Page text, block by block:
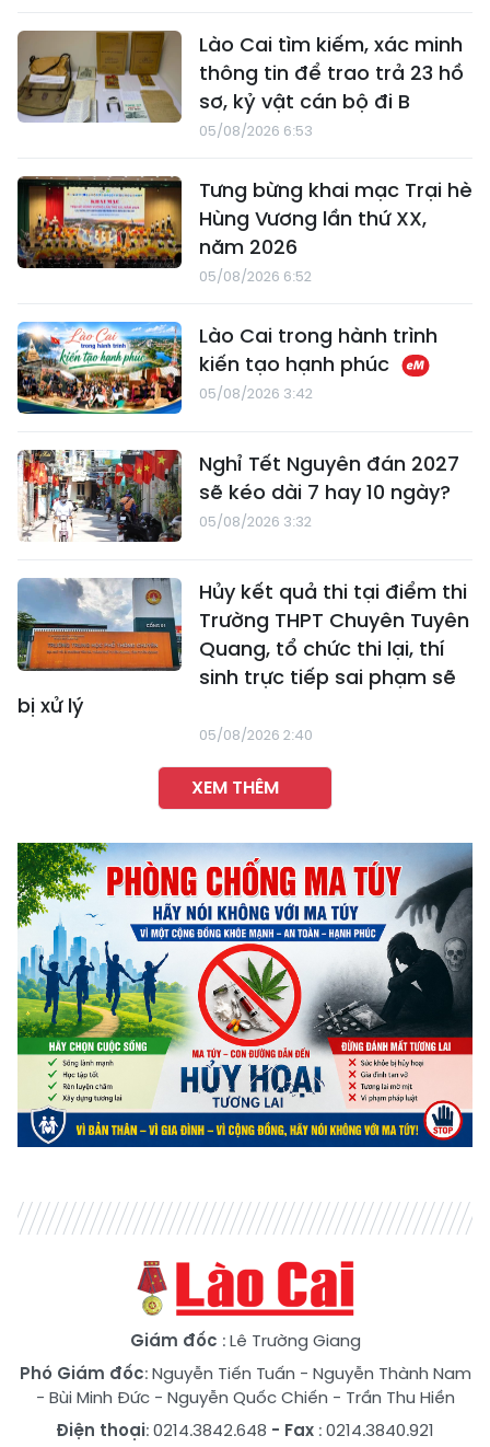
Lào Cai tìm kiếm, xác minh
thông tin để trao trả 23 hồ
sơ, kỷ vật cán bộ đi B
05/08/2026 6:53
Tưng bừng khai mạc Trại hè
Hùng Vương lần thứ XX,
năm 2026
05/08/2026 6:52
Lào Cai trong hành trình
kiến tạo hạnh phúc
05/08/2026 3:42
Nghỉ Tết Nguyên đán 2027
sẽ kéo dài 7 hay 10 ngày?
05/08/2026 3:32
Hủy kết quả thi tại điểm thi
Trường THPT Chuyên Tuyên
Quang, tổ chức thi lại, thí
sinh trực tiếp sai phạm sẽ
bị xử lý
05/08/2026 2:40
XEM THÊM
Giám đốc : Lê Trường Giang
Phó Giám đốc:Nguyễn Tiến Tuấn - Nguyễn Thành Nam
- Bùi Minh Đức- Nguyễn Quốc Chiến - Trần Thu Hiền
Điện thoại: 0214.3842.648 - Fax : 0214.3840.921